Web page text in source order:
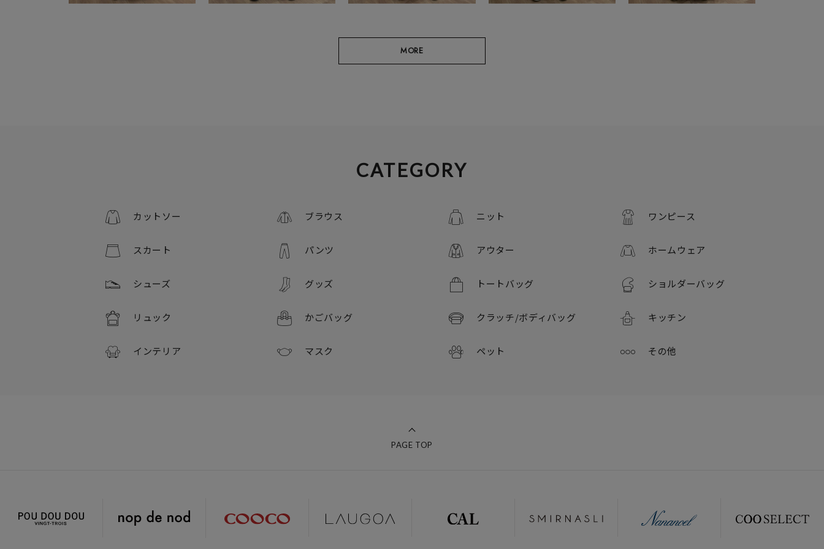
MORE
CATEGORY
カットソー ブラウス ニット ワンピース
スカート パンツ アウター ホームウェア
シューズ グッズ トートバッグ ショルダーバッグ
リュック かごバッグ クラッチ/ボディバッグ キッチン
インテリア マスク ペット その他
PAGE TOP